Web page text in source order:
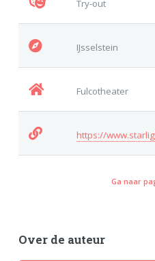
Try-out
IJsselstein
Fulcotheater
https://
Ga naar
Over de auteur